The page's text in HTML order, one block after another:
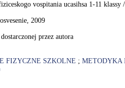
vospitania ucasihsa 1-11
2009
przez autora
FIZYCZNE SZKOLNE ; METODYKA